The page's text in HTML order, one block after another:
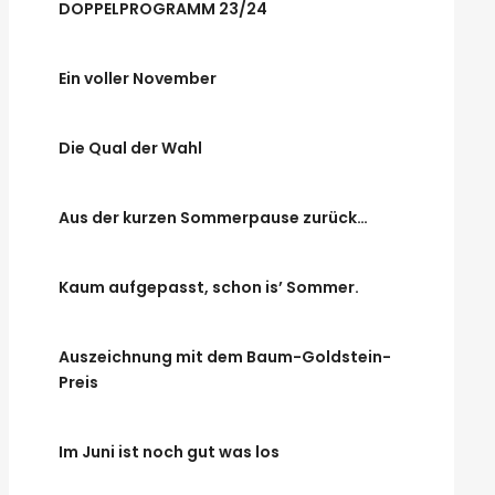
DOPPELPROGRAMM 23/24
Ein voller November
Die Qual der Wahl
Aus der kurzen Sommerpause zurück…
Kaum aufgepasst, schon is’ Sommer.
Auszeichnung mit dem Baum-Goldstein-
Preis
Im Juni ist noch gut was los